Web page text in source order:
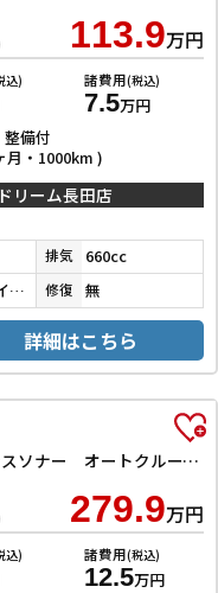
113.9万円
込) 諸費用(税込)
7.5万円
備付
月・1000km )
ドリーム長田店
排気 660cc
シフォンアイボリーメタリック 修復 無
詳細はこちら
エアー EX バックカメラ クリアランスソナー オートクルーズコントロール レーンアシスト 衝突被害軽減システム 両側電動スライドドア オートライト LEDヘッドランプ スマートキー 電動格納ミラー シートヒーター
279.9万円
込) 諸費用(税込)
12.5万円